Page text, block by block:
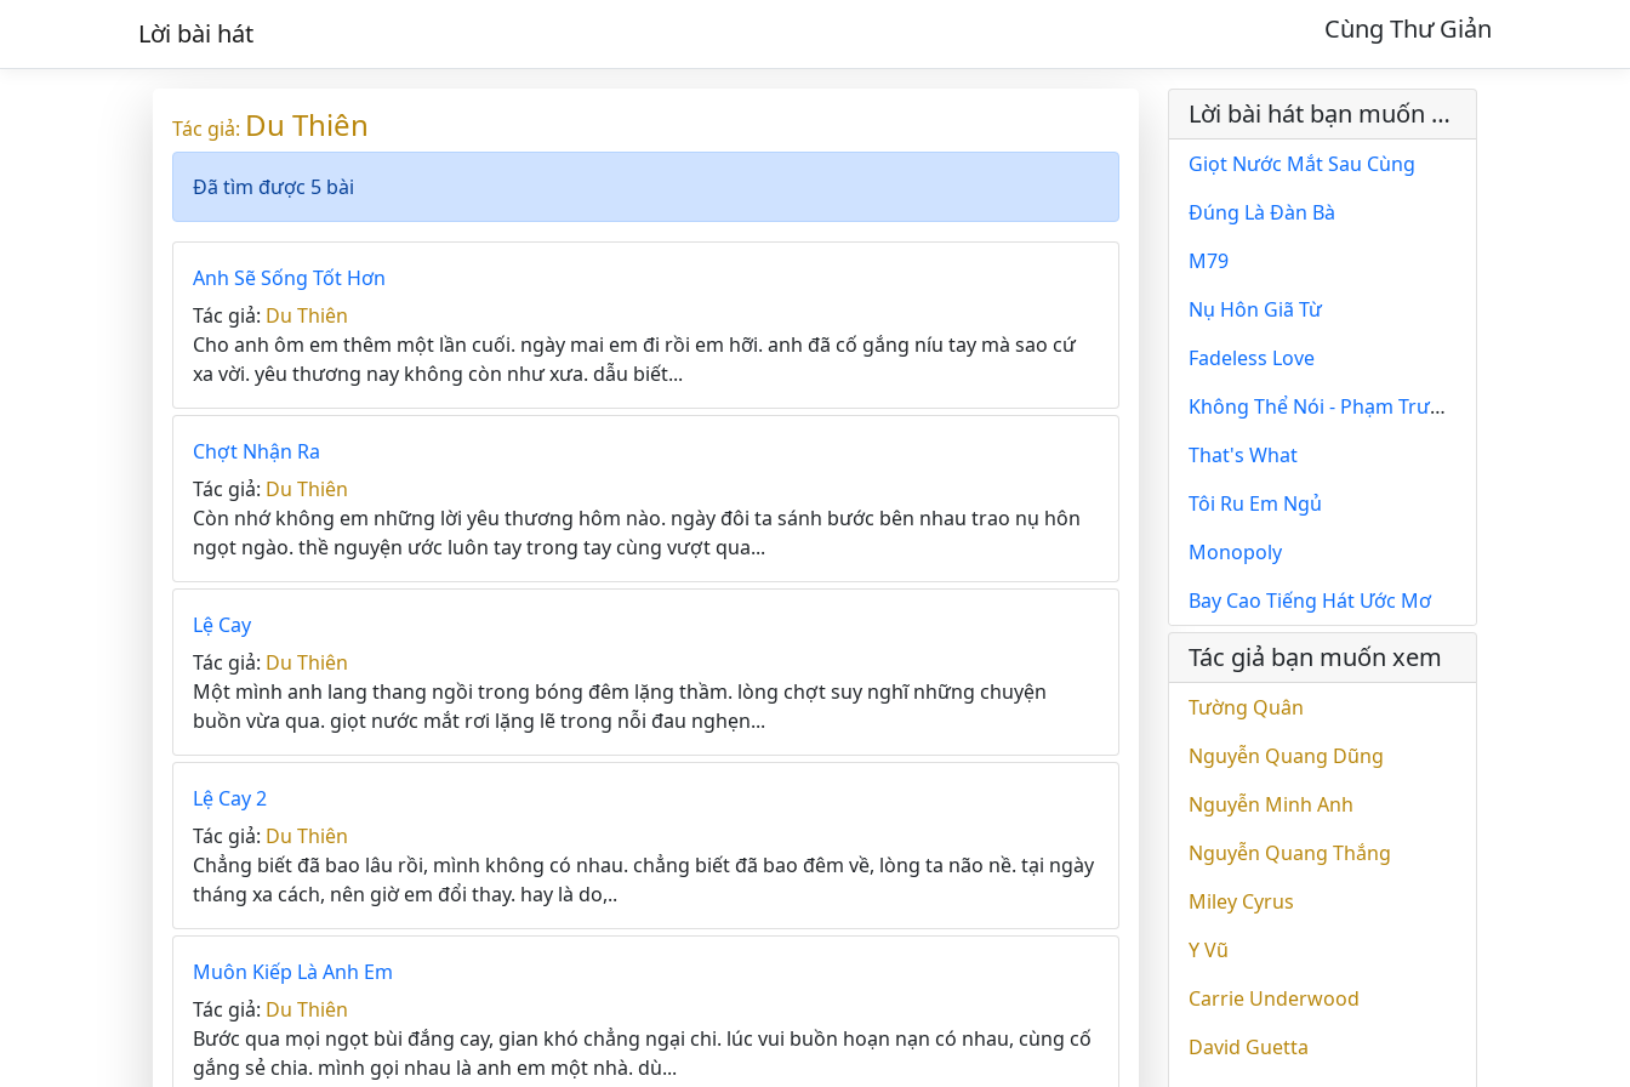
Lời bài hát Cùng Thư Giản
Tác giả: Du Thiên
Đã tìm được 5 bài
Anh Sẽ Sống Tốt Hơn
Tác giả: Du Thiên
Cho anh ôm em thêm một lần cuối. ngày mai em đi rồi em hỡi. anh đã cố gắng níu tay mà sao cứ
xa vời. yêu thương nay không còn như xưa. dẫu biết...
Chợt Nhận Ra
Tác giả: Du Thiên
Còn nhớ không em những lời yêu thương hôm nào. ngày đôi ta sánh bước bên nhau trao nụ hôn
ngọt ngào. thề nguyện ước luôn tay trong tay cùng vượt qua...
Lệ Cay
Tác giả: Du Thiên
Một mình anh lang thang ngồi trong bóng đêm lặng thầm. lòng chợt suy nghĩ những chuyện
buồn vừa qua. giọt nước mắt rơi lặng lẽ trong nỗi đau nghẹn...
Lệ Cay 2
Tác giả: Du Thiên
Chẳng biết đã bao lâu rồi, mình không có nhau. chẳng biết đã bao đêm về, lòng ta não nề. tại ngày
tháng xa cách, nên giờ em đổi thay. hay là do,..
Muôn Kiếp Là Anh Em
Tác giả: Du Thiên
Bước qua mọi ngọt bùi đắng cay, gian khó chẳng ngại chi. lúc vui buồn hoạn nạn có nhau, cùng cố
gắng sẻ chia. mình gọi nhau là anh em một nhà. dù...
Lời bài hát bạn muốn xem
Giọt Nước Mắt Sau Cùng
Đúng Là Đàn Bà
M79
Nụ Hôn Giã Từ
Fadeless Love
Không Thể Nói - Phạm Trưởng
That's What
Tôi Ru Em Ngủ
Monopoly
Bay Cao Tiếng Hát Ước Mơ
Tác giả bạn muốn xem
Tường Quân
Nguyễn Quang Dũng
Nguyễn Minh Anh
Nguyễn Quang Thắng
Miley Cyrus
Y Vũ
Carrie Underwood
David Guetta